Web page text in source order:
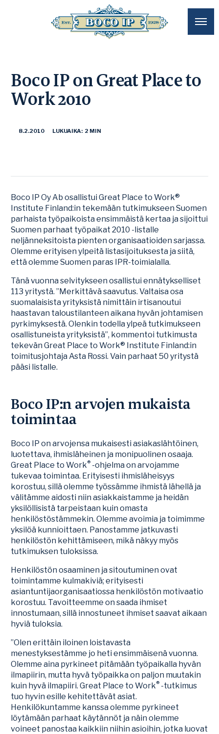
Boco IP on Great Place to
Work 2010
8.2.2010 LUKUAIKA: 2 MIN
Boco IP Oy Ab osallistui Great Place to Work®
Institute Finland:in tekemään tutkimukseen Suomen
parhaista työpaikoista ensimmäistä kertaa ja sijoittui
Suomen parhaat työpaikat 2010 -listalle
neljänneksitoista pienten organisaatioiden sarjassa.
Olemme erityisen ylpeitä listasijoituksesta ja siitä,
että olemme Suomen paras IPR-toimialalla.
Tänä vuonna selvitykseen osallistui ennätykselliset
113 yritystä. ”Merkittävä saavutus. Valtaisa osa
suomalaisista yrityksistä nimittäin irtisanoutui
haastavan taloustilanteen aikana hyvän johtamisen
pyrkimyksestä. Olenkin todella ylpeä tutkimukseen
osallistuneista yrityksistä”, kommentoi tutkimusta
tekevän Great Place to Work® Institute Finland:in
toimitusjohtaja Asta Rossi. Vain parhaat 50 yritystä
pääsi listalle.
Boco IP:n arvojen mukaista
toimintaa
Boco IP on arvojensa mukaisesti asiakaslähtöinen,
luotettava, ihmisläheinen ja monipuolinen osaaja.
Great Place to Work® -ohjelma on arvojamme
tukevaa toimintaa. Erityisesti ihmisläheisyys
korostuu, sillä olemme työssämme ihmistä lähellä ja
välitämme aidosti niin asiakkaistamme ja heidän
yksilöllisistä tarpeistaan kuin omasta
henkilöstöstämmekin. Olemme avoimia ja toimimme
yksilöä kunnioittaen. Panostamme jatkuvasti
henkilöstön kehittämiseen, mikä näkyy myös
tutkimuksen tuloksissa.
Henkilöstön osaaminen ja sitoutuminen ovat
toimintamme kulmakiviä; erityisesti
asiantuntijaorganisaatiossa henkilöstön motivaatio
korostuu. Tavoitteemme on saada ihmiset
innostumaan, sillä innostuneet ihmiset saavat aikaan
hyviä tuloksia.
”Olen erittäin iloinen loistavasta
menestyksestämme jo heti ensimmäisenä vuonna.
Olemme aina pyrkineet pitämään työpaikalla hyvän
ilmapiirin, mutta hyvä työpaikka on paljon muutakin
kuin hyvä ilmapiiri. Great Place to Work® -tutkimus
tuo hyvin esille kehitettävät asiat.
Henkilökuntamme kanssa olemme pyrkineet
löytämään parhaat käytännöt ja näin olemme
voineet panostaa kaikkiin niihin asioihin, jotka luovat